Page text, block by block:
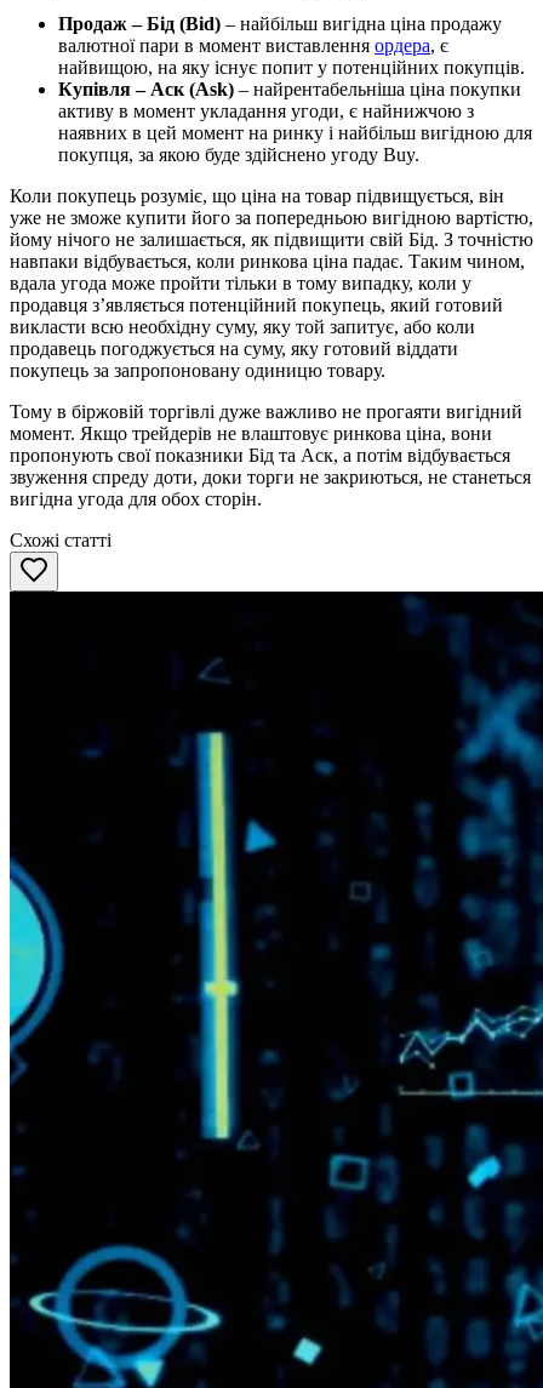
Продаж – Бід (Bid) – найбільш вигідна ціна продажу
валютної пари в момент виставлення ордера, є
найвищою, на яку існує попит у потенційних покупців.
Купівля – Аск (Ask) – найрентабельніша ціна покупки
активу в момент укладання угоди, є найнижчою з
наявних в цей момент на ринку і найбільш вигідною для
покупця, за якою буде здійснено угоду Buy.
Коли покупець розуміє, що ціна на товар підвищується, він
уже не зможе купити його за попередньою вигідною вартістю,
йому нічого не залишається, як підвищити свій Бід. З точністю
навпаки відбувається, коли ринкова ціна падає. Таким чином,
вдала угода може пройти тільки в тому випадку, коли у
продавця з’являється потенційний покупець, який готовий
викласти всю необхідну суму, яку той запитує, або коли
продавець погоджується на суму, яку готовий віддати
покупець за запропоновану одиницю товару.
Тому в біржовій торгівлі дуже важливо не прогаяти вигідний
момент. Якщо трейдерів не влаштовує ринкова ціна, вони
пропонують свої показники Бід та Аск, а потім відбувається
звуження спреду доти, доки торги не закриються, не станеться
вигідна угода для обох сторін.
Схожі статті